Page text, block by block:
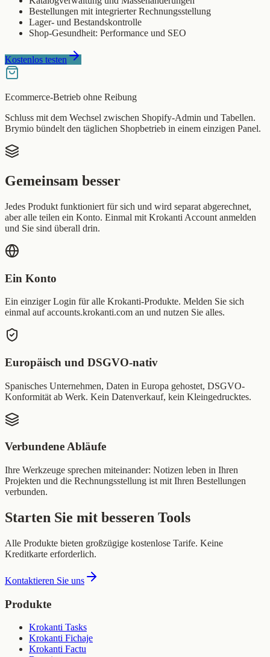
Bestellungen mit integrierter Rechnungsstellung
Lager- und Bestandskontrolle
Shop-Gesundheit: Performance und SEO
Kostenlos testen
Ecommerce-Betrieb ohne Reibung
Schluss mit dem Wechsel zwischen Shopify-Admin und Tabellen.
Brymio bündelt den täglichen Shopbetrieb in einem einzigen Panel.
Gemeinsam besser
Jedes Produkt funktioniert für sich und wird separat abgerechnet,
aber alle teilen ein Konto. Einmal mit Krokanti Account anmelden
und Sie sind überall drin.
Ein Konto
Ein einziger Login für alle Krokanti-Produkte. Melden Sie sich
einmal auf accounts.krokanti.com an und nutzen Sie alles.
Europäisch und DSGVO-nativ
Spanisches Unternehmen, Daten in Europa gehostet, DSGVO-
Konformität ab Werk. Kein Datenverkauf, kein Kleingedrucktes.
Verbundene Abläufe
Ihre Werkzeuge sprechen miteinander: Notizen leben in Ihren
Projekten und die Rechnungsstellung ist mit Ihren Bestellungen
verbunden.
Starten Sie mit besseren Tools
Alle Produkte bieten großzügige kostenlose Tarife. Keine
Kreditkarte erforderlich.
Kontaktieren Sie uns
Produkte
Krokanti Tasks
Krokanti Fichaje
Krokanti Factu